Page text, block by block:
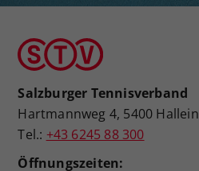
Salzburger Tennisverband
Hartmannweg 4, 5400 Hallein
Tel.: +43 6245 88 300
Öffnungszeiten: